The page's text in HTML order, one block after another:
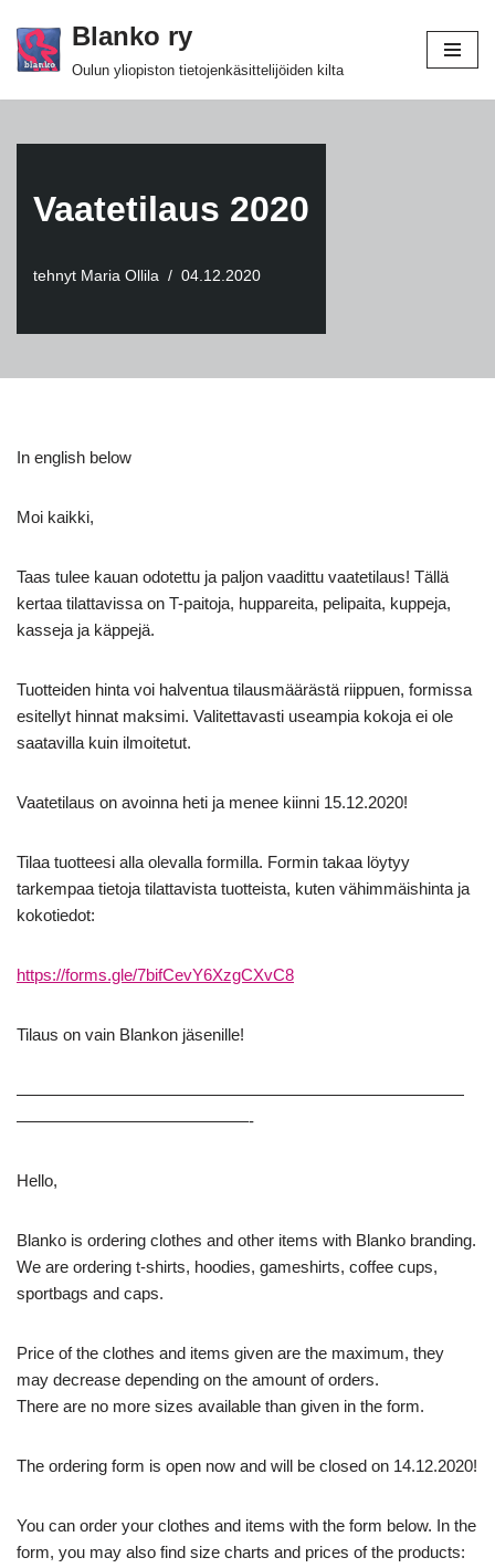
Siirry
Blanko ry
Oulun yliopiston tietojenkäsittelijöiden kilta
Vaatetilaus 2020
tehnyt Maria Ollila 04.12.2020
In english below
Moi kaikki,
Taas tulee kauan odotettu ja paljon vaadittu vaatetilaus! Tällä
kertaa tilattavissa on T-paitoja, huppareita, pelipaita, kuppeja,
kasseja ja käppejä.
Tuotteiden hinta voi halventua tilausmäärästä riippuen, formissa
esitellyt hinnat maksimi. Valitettavasti useampia kokoja ei ole
saatavilla kuin ilmoitetut.
Vaatetilaus on avoinna heti ja menee kiinni 15.12.2020!
Tilaa tuotteesi alla olevalla formilla. Formin takaa löytyy
tarkempaa tietoja tilattavista tuotteista, kuten vähimmäishinta ja
kokotiedot:
https://forms.gle/7bifCevY6XzgCXvC8
Tilaus on vain Blankon jäsenille!
———————————————————————————
——————————————-
Hello,
Blanko is ordering clothes and other items with Blanko branding.
We are ordering t-shirts, hoodies, gameshirts, coffee cups,
sportbags and caps.
Price of the clothes and items given are the maximum, they
may decrease depending on the amount of orders.
There are no more sizes available than given in the form.
The ordering form is open now and will be closed on 14.12.2020!
You can order your clothes and items with the form below. In the
form, you may also find size charts and prices of the products: